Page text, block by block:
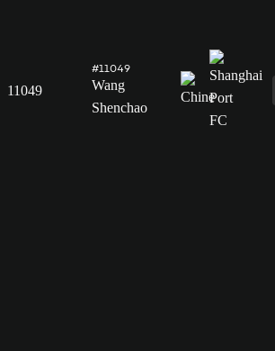
11049
#11049
Wang
Shenchao